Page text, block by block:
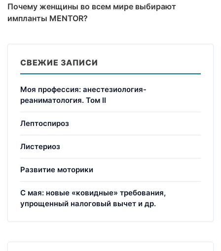
Почему женщины во всем мире выбирают
импланты MENTOR?
СВЕЖИЕ ЗАПИСИ
Моя профессия: анестезиология-
реаниматология. Том II
Лептоспироз
Листериоз
Развитие моторики
С мая: новые «ковидные» требования,
упрощенный налоговый вычет и др.